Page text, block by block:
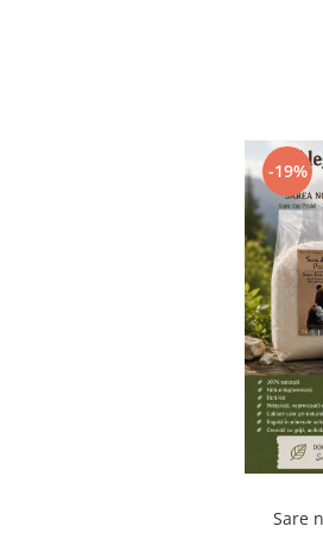
-19%
Sare